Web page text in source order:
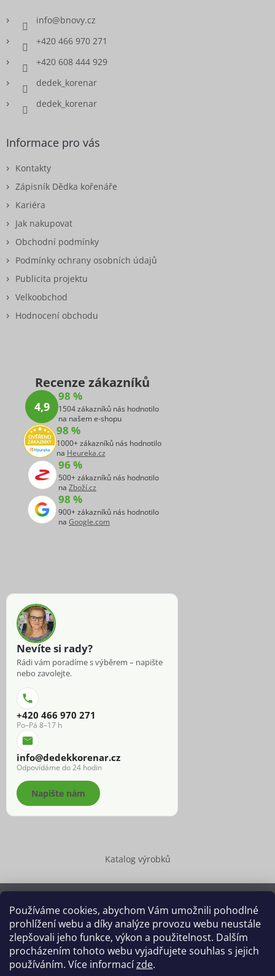
Používáme cookies, abychom Vám umožnili pohodlné
prohlížení webu a díky analýze provozu webu neustále
zlepšovali jeho funkce, výkon a použitelnost. Dalším
procházením tohoto webu vyjadřujete souhlas s jejich
používáním. Více informacízde.
info@bnovy.cz
+420 466 970 271
+420 608 444 929
dedek_korenar
dedek_korenar
Informace pro vás
Kontakty
Zápisník Dědka kořenáře
Kariéra
Jak nakupovat
Obchodní podmínky
Podmínky ochrany osobních údajů
Publicita projektu
Velkoobchod
Hodnocení obchodu
Recenze zákazníků
4,9
98 %
1504 zákazníků nás hodnotilo
na našem e-shopu
98 %
1000+ zákazníků nás hodnotilo
na Heureka.cz
96 %
500+ zákazníků nás hodnotilo
na Zboží.cz
98 %
900+ zákazníků nás hodnotilo
na Google.com
Nevíte si rady?
Rádi vám poradíme s výběrem – napište
nebo zavolejte.
+420 466 970 271
Po–Pá 8–17 h
info@dedekkorenar.cz
Odpovídáme do 24 hodin
Napište nám
Katalog výrobků
Copyright 2026 Dědek kořenář®
. Všechna práva vyhrazena.
Upravit nastavení cookies
Grafický návrh vytvořil a na Shoptet implementoval